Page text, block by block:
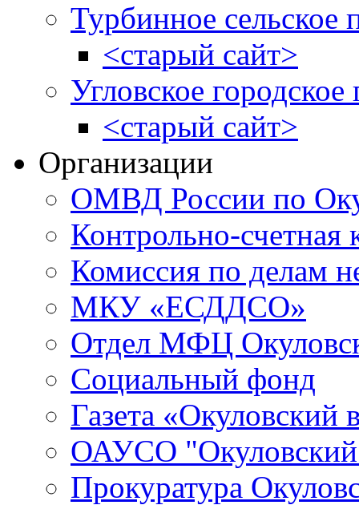
Турбинное сельское
<старый сайт>
Угловское городское
<старый сайт>
Организации
ОМВД России по
Контрольно-счетная
Комиссия по делам
МКУ «ЕСДДСО»
Отдел МФЦ
Социальный фонд
Газета «Окуловский
ОАУСО
Прокуратура